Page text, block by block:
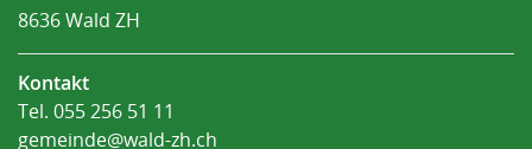
8636 Wald ZH
Kontakt
Tel. 055 256 51 11
gemeinde@wald-zh.ch